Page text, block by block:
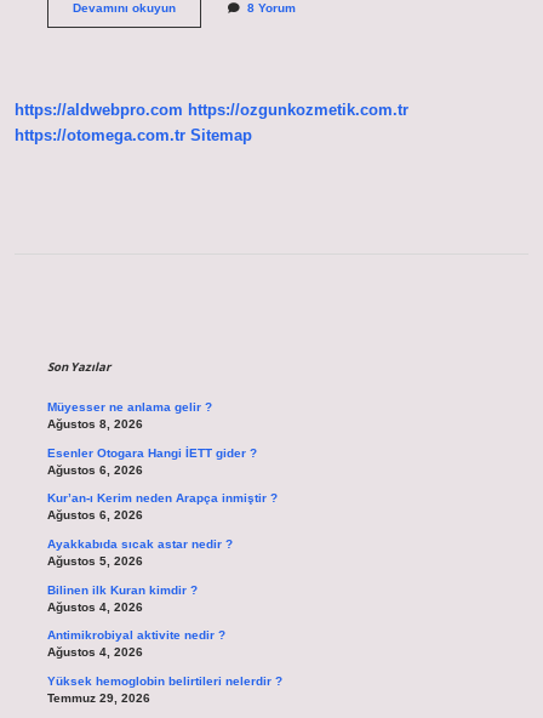
Devamını okuyun2
Mı
8 Yorum
https://aldwebpro.com https://ozgunkozmetik.com.tr
https://otomega.com.tr Sitemap
Son Yazılar
Müyesser ne anlama gelir ?
Ağustos 8, 2026
Esenler Otogara Hangi İETT gider ?
Ağustos 6, 2026
Kur’an-ı Kerim neden Arapça inmiştir ?
Ağustos 6, 2026
Ayakkabıda sıcak astar nedir ?
Ağustos 5, 2026
Bilinen ilk Kuran kimdir ?
Ağustos 4, 2026
Antimikrobiyal aktivite nedir ?
Ağustos 4, 2026
Yüksek hemoglobin belirtileri nelerdir ?
Temmuz 29, 2026